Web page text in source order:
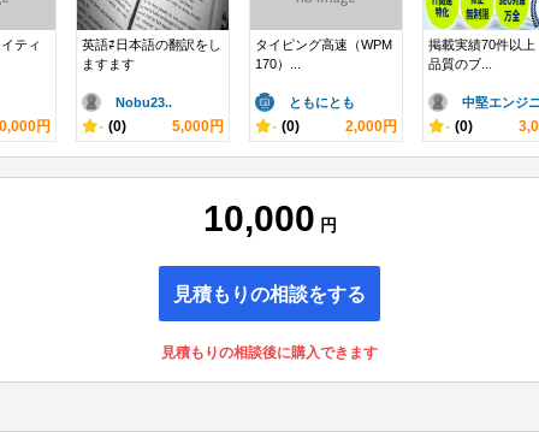
ティ
円
英語⇄日本語の翻訳をし
ますます
Nobu23..
- (0) 5,000円
タイピング高速（WPM
170）...
ともにとも
- (0) 2,000円
掲載実績70件以上
品質のブ...
中堅エンジ
- (0)
10,000 円
見積もりの相談をする
見積もりの相談後に購入できます